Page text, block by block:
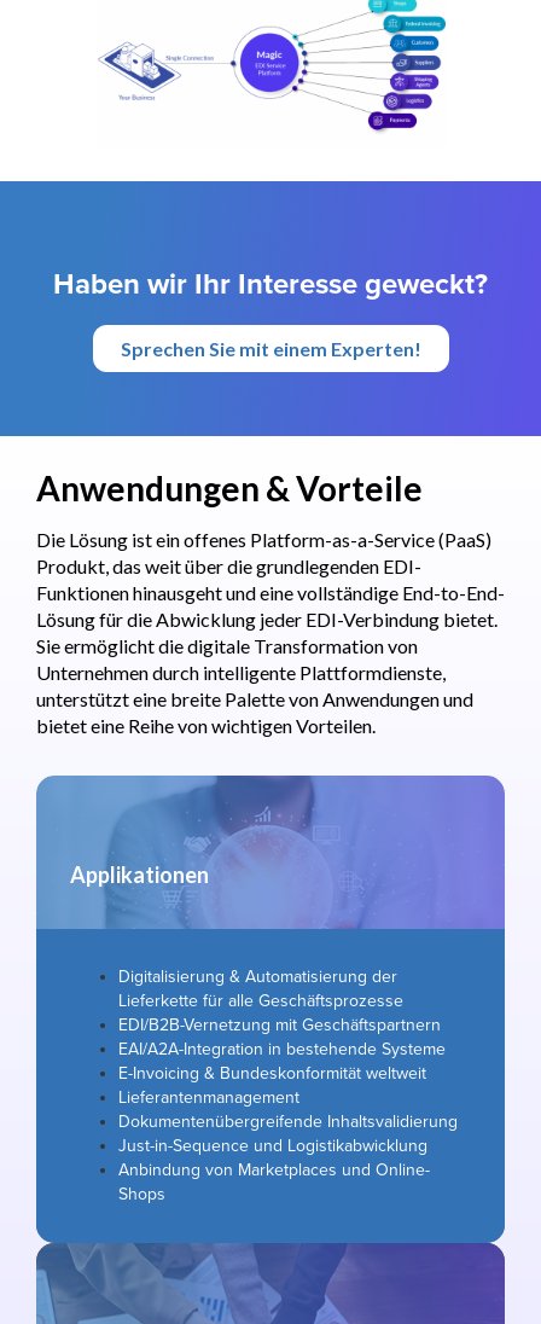
Haben wir Ihr Interesse geweckt?
Sprechen Sie mit einem Experten!
Anwendungen & Vorteile
Die Lösung ist ein offenes Platform-as-a-Service (PaaS)
Produkt, das weit über die grundlegenden EDI-
Funktionen hinausgeht und eine vollständige End-to-End-
Lösung für die Abwicklung jeder EDI-Verbindung bietet.
Sie ermöglicht die digitale Transformation von
Unternehmen durch intelligente Plattformdienste,
unterstützt eine breite Palette von Anwendungen und
bietet eine Reihe von wichtigen Vorteilen.
Applikationen
Digitalisierung & Automatisierung der
Lieferkette für alle Geschäftsprozesse
EDI/B2B-Vernetzung mit Geschäftspartnern
EAI/A2A-Integration in bestehende Systeme
E-Invoicing & Bundeskonformität weltweit
Lieferantenmanagement
Dokumentenübergreifende Inhaltsvalidierung
Just-in-Sequence und Logistikabwicklung
Anbindung von Marketplaces und Online-
Shops